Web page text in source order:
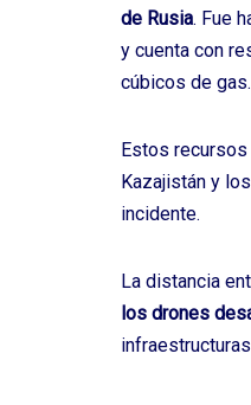
de Rusia. Fue
y cuenta con
cúbicos de gas.
Estos
Kazajistán y
incidente.
La distancia
los drones